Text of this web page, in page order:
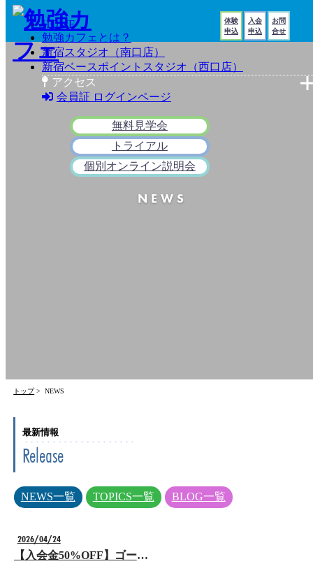
体験
申込
入会
申込
お問
合せ
HOME
勉強カフェとは？
新宿スタジオ
（南口店）
新宿ベースポイントスタジオ
（西口店）
アクセス
新宿BPスタジオ（西口店）
会員証 ログインページ
無料見学会
トライアル
個別オンライン説明会
NEWS
トップ> NEWS
最新情報
Release
NEWS一覧 TOPICS一覧 BLOG一覧
2026/04/24
【入会金50%OFF】ゴールデンウィーク入会キャンペーン開催